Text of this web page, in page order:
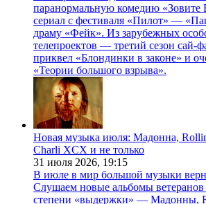
паранормальную комедию
сериал с фестиваля «Пилот» —
драму «Фейк». Из зарубежных
телепроектов — третий сезон сай-
приквел «Блондинки в законе» и
«Теории большого взрыва».
Новая музыка июля: Мадонна,
Charli XCX и не только
31 июля 2026, 19:15
В июле в мир большой музыки
Слушаем новые альбомы ветеранов
степени «выдержки» — Мадонны,